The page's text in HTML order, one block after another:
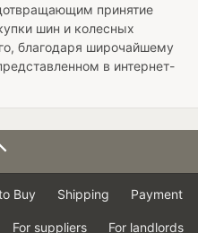
принятие
шин и колесных
благодаря широчайшему
в интернет-
Buy Shipping Payment
For suppliers For landlords